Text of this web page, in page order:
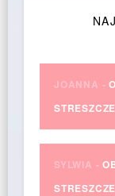
JOANNA -
SYLWIA -